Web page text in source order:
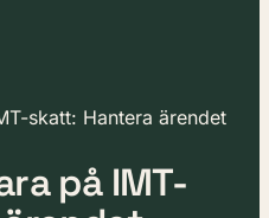
skatt: Hantera ärendet
på IMT-